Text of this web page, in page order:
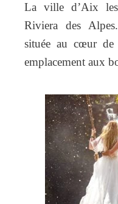
La ville d’Aix
Riviera des
située au cœur
emplacement aux